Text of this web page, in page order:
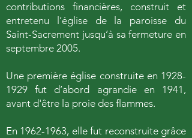
contributions financières, construit et
entretenu l’église de la paroisse du
Saint-Sacrement jusqu’à sa fermeture en
septembre 2005.
Une première église construite en 1928-
1929 fut d’abord agrandie en 1941,
avant d'être la proie des flammes.
En 1962-1963, elle fut reconstruite grâce